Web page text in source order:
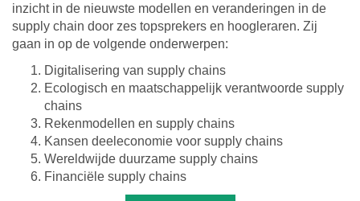
inzicht in de nieuwste modellen en veranderingen in de
supply chain door zes topsprekers en hoogleraren. Zij
gaan in op de volgende onderwerpen:
Digitalisering van supply chains
Ecologisch en maatschappelijk verantwoorde supply
chains
Rekenmodellen en supply chains
Kansen deeleconomie voor supply chains
Wereldwijde duurzame supply chains
Financiële supply chains